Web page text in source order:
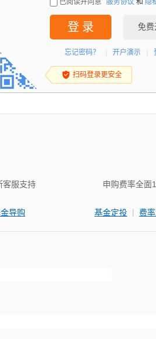
已阅读并同意 服务协议 和 隐
登 录 免费
忘记密码？ 开户演示
扫码登录更安全
客服支持
导购
申购费率全面
基金定投 | 费